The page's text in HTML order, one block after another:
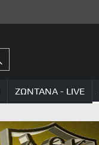
ΖΩΝΤΑΝΑ - LIVE